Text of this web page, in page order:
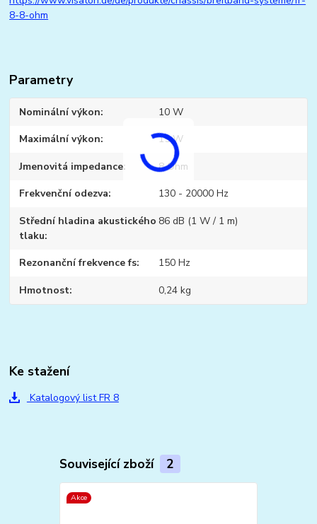
8-8-ohm
Parametry
Nominální výkon 10 W
Maximální výkon 15 W
Jmenovitá impedance 8 Ohm
Frekvenční odezva 130 - 20000 Hz
Střední hladina akustického
tlaku
86 dB (1 W / 1 m)
Rezonanční frekvence fs 150 Hz
Hmotnost 0,24 kg
Ke stažení
Katalogový list FR 8
Související zboží 2
Akce